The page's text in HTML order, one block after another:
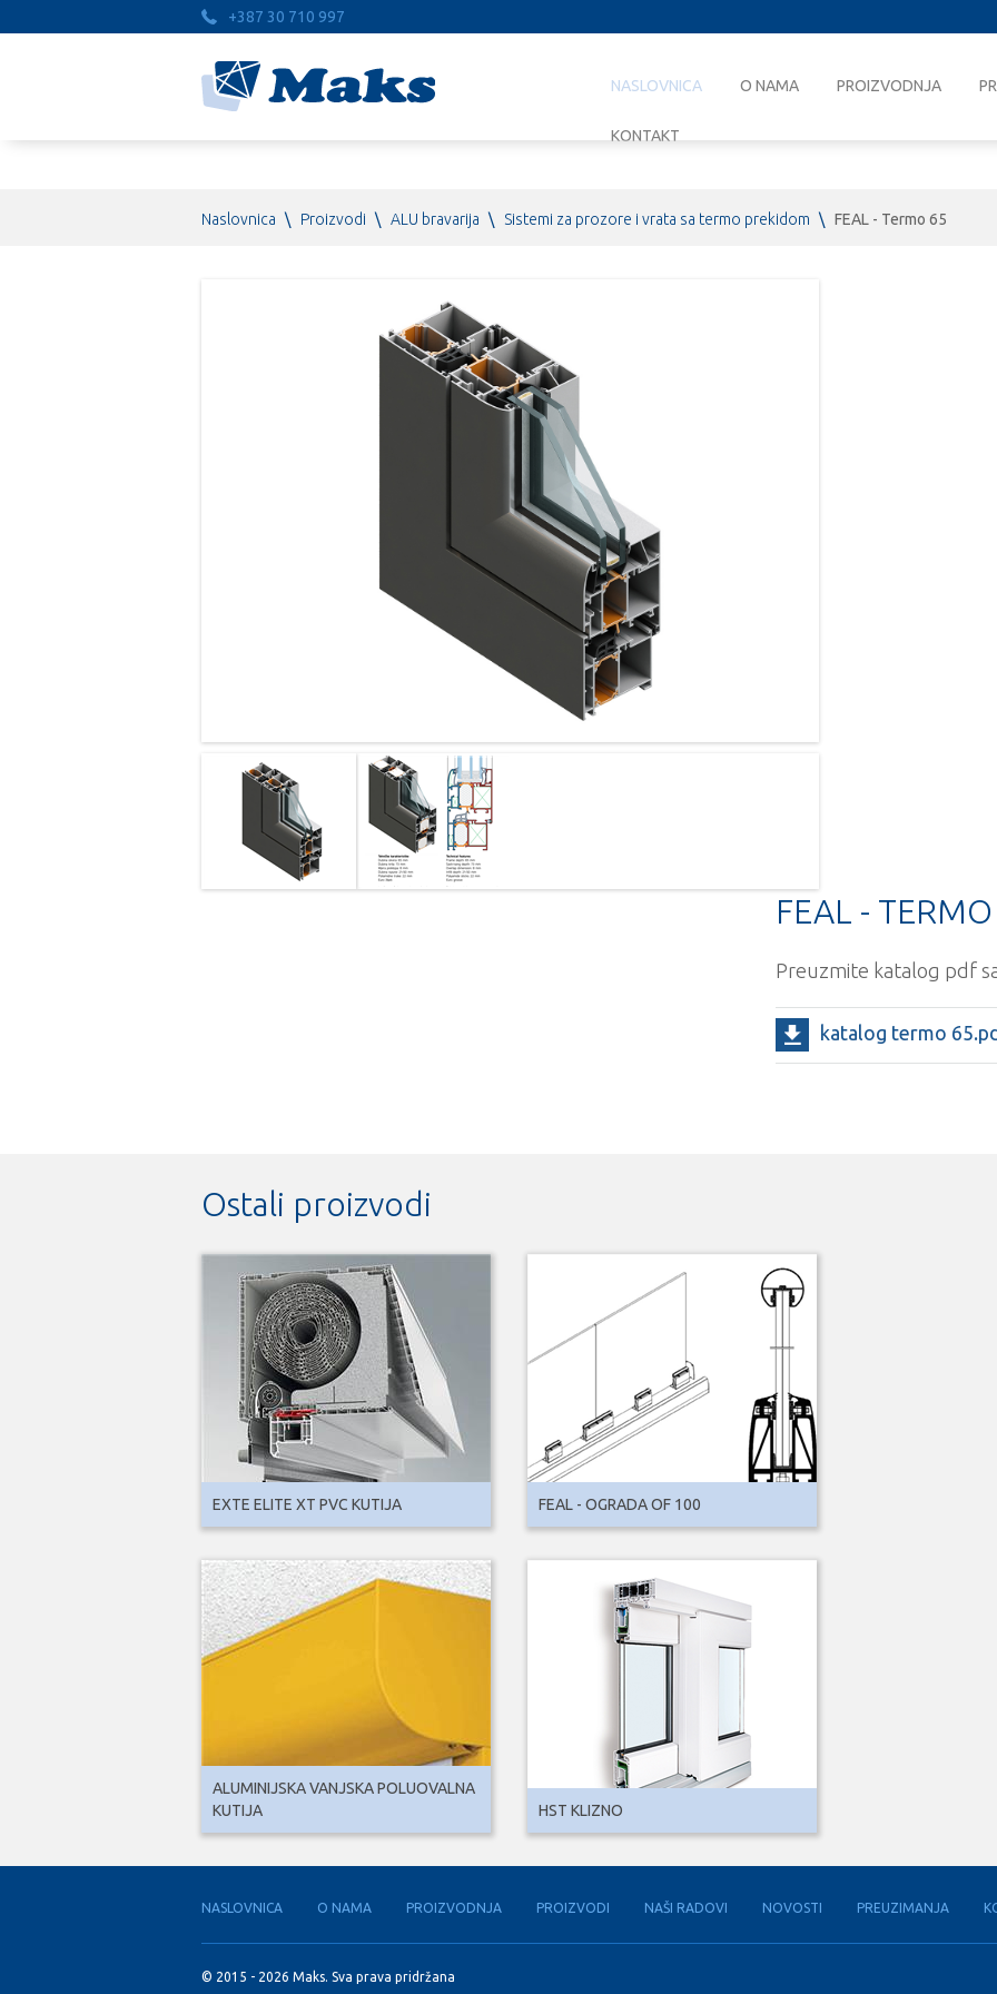
+387 30 710 997
NASLOVNICA O NAMA PROIZVODNJA
KONTAKT
Naslovnica \ Proizvodi \ ALU bravarija \ Sistemi za prozore i vrata sa termo prekidom \ FEAL - Termo 65
FEAL -
Preuzmite katalog pdf
katalog termo
Ostali proizvodi
EXTE ELITE XT PVC KUTIJA FEAL - OGRADA OF 100
ALUMINIJSKA VANJSKA POLUOVALNA
KUTIJA
HST KLIZNO
NASLOVNICA O NAMA PROIZVODNJA PROIZVODI NAŠI RADOVI NOVOSTI PREUZIMANJA
© 2015 - 2026 Maks. Sva prava pridržana